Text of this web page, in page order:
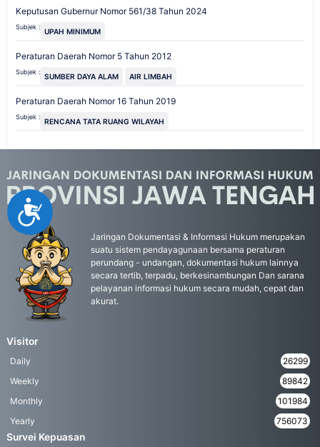
Accessibility
Keputusan Gubernur Nomor 561/38 Tahun 2024
Subjek : UPAH MINIMUM
Peraturan Daerah Nomor 5 Tahun 2012
Subjek : SUMBER DAYA ALAM AIR LIMBAH
Peraturan Daerah Nomor 16 Tahun 2019
Subjek : RENCANA TATA RUANG WILAYAH
Jaringan Dokumentasi & Informasi Hukum merupakan
suatu sistem pendayagunaan bersama peraturan
perundang - undangan, dokumentasi hukum lainnya
secara tertib, terpadu, berkesinambungan Dan sarana
pelayanan informasi hukum secara mudah, cepat dan
akurat.
Visitor
Daily
26299
Weekly
89842
Monthly
101984
Yearly
756073
Survei Kepuasan